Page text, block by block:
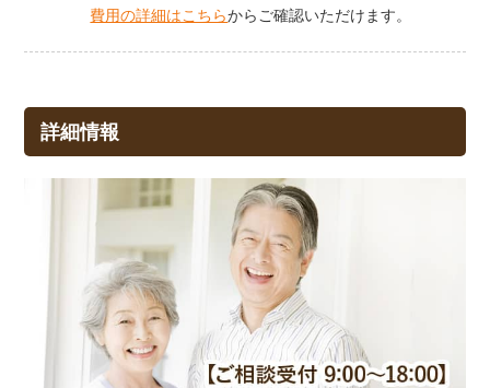
費用の詳細はこちらからご確認いただけます。
詳細情報